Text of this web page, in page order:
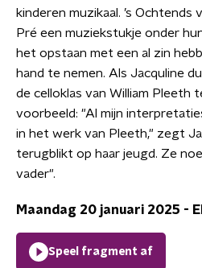
kinderen muzikaal. ’s Ochtends
Pré een muziekstukje onder
het opstaan met een al zin
hand te nemen. Als Jacquline
de celloklas van William Pleeth
voorbeeld: "Al mijn
in het werk van Pleeth," zegt
terugblikt op haar jeugd. Ze
vader".
Maandag 20 januari 2025 -
Speel fragment af